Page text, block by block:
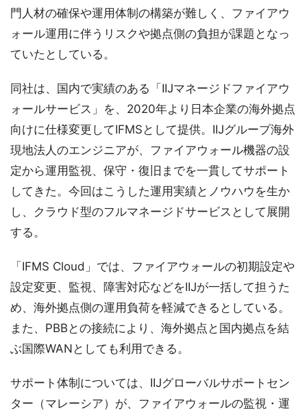
門人材の確保や運用体制の構築が難しく、ファイアウ
ォール運用に伴うリスクや拠点側の負担が課題となっ
ていたとしている。
同社は、国内で実績のある「IIJマネージドファイアウ
ォールサービス」を、2020年より日本企業の海外拠点
向けに仕様変更してIFMSとして提供。IIJグループ海外
現地法人のエンジニアが、ファイアウォール機器の設
定から運用監視、保守・復旧までを一貫してサポート
してきた。今回はこうした運用実績とノウハウを生か
し、クラウド型のフルマネージドサービスとして展開
する。
「IFMS Cloud」では、ファイアウォールの初期設定や
設定変更、監視、障害対応などをIIJが一括して担うた
め、海外拠点側の運用負荷を軽減できるとしている。
また、PBBとの接続により、海外拠点と国内拠点を結
ぶ国際WANとしても利用できる。
サポート体制については、IIJグローバルサポートセン
ター（マレーシア）が、ファイアウォールの監視・運